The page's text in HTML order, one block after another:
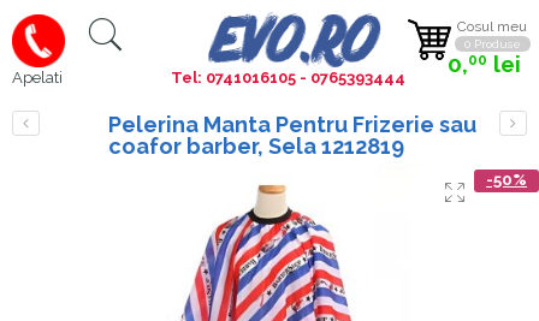
Apelati
Cosul meu
0 Produse
0,00 lei
Tel: 0741016105 - 0765393444
Pelerina Manta Pentru Frizerie sau
coafor barber, Sela 1212819
-50%